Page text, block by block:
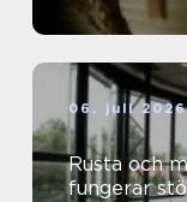
06. juli 2026
Rusta och
fungerar